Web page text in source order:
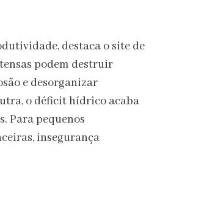
destaca o site de
podem destruir
e desorganizar
o déficit hídrico acaba
Para pequenos
insegurança